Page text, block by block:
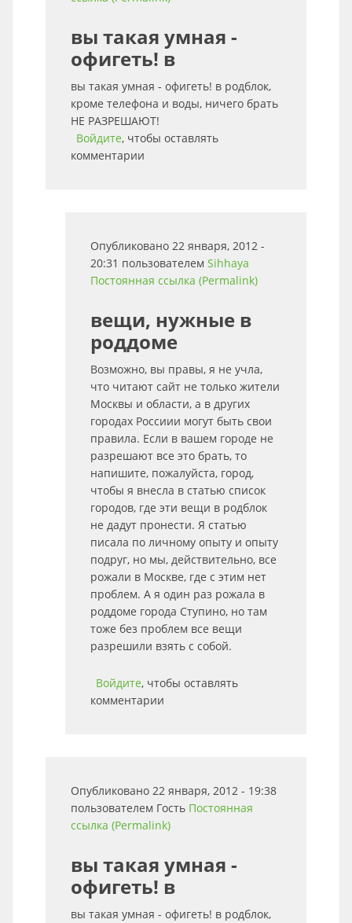
вы такая умная -
офигеть! в
вы такая умная - офигеть! в родблок,
кроме телефона и воды, ничего брать
НЕ РАЗРЕШАЮТ!
Войдите, чтобы оставлять
комментарии
Опубликовано 22 января, 2012 -
20:31 пользователем Sihhaya
Постоянная ссылка (Permalink)
вещи, нужные в
роддоме
Возможно, вы правы, я не учла,
что читают сайт не только жители
Москвы и области, а в других
городах Россиии могут быть свои
правила. Если в вашем городе не
разрешают все это брать, то
напишите, пожалуйста, город,
чтобы я внесла в статью список
городов, где эти вещи в родблок
не дадут пронести. Я статью
писала по личному опыту и опыту
подруг, но мы, действительно, все
рожали в Москве, где с этим нет
проблем. А я один раз рожала в
роддоме города Ступино, но там
тоже без проблем все вещи
разрешили взять с собой.
Войдите, чтобы оставлять
комментарии
Опубликовано 22 января, 2012 - 19:38
пользователем Гость Постоянная
ссылка (Permalink)
вы такая умная -
офигеть! в
вы такая умная - офигеть! в родблок,